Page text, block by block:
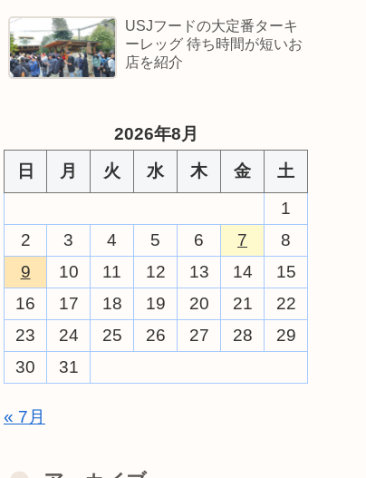
USJフードの大定番ターキ
ーレッグ 待ち時間が短いお
店を紹介
2026年8月
日
月 火 水 木 金
土
1
2
3 4 5 6 7
8
9
10 11 12 13 14
15
16
17 18 19 20 21
22
23
24 25 26 27 28
29
30
31
« 7月